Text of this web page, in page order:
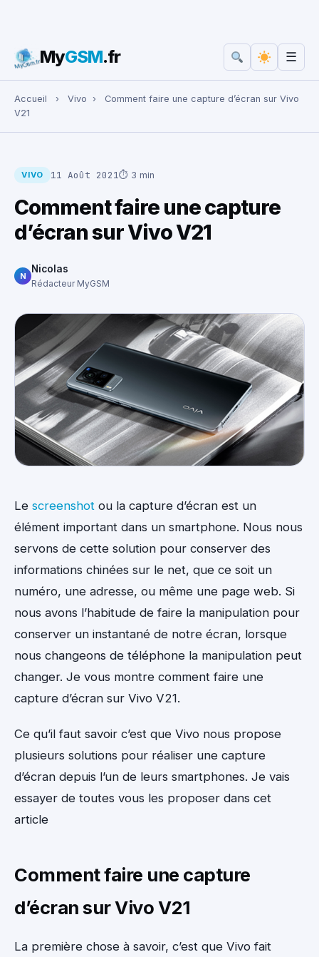
Rechercher :
MyGSM.fr ☰
Accueil › Vivo ›
Comment faire une capture d’écran sur Vivo
V21
VIVO 11 Août 2021⏱ 3 min
Comment faire une capture
d’écran sur Vivo V21
N
Nicolas
Rédacteur MyGSM
Le screenshot ou la capture d’écran est un
élément important dans un smartphone. Nous nous
servons de cette solution pour conserver des
informations chinées sur le net, que ce soit un
numéro, une adresse, ou même une page web. Si
nous avons l’habitude de faire la manipulation pour
conserver un instantané de notre écran, lorsque
nous changeons de téléphone la manipulation peut
changer. Je vous montre comment faire une
capture d’écran sur Vivo V21.
Ce qu’il faut savoir c’est que Vivo nous propose
plusieurs solutions pour réaliser une capture
d’écran depuis l’un de leurs smartphones. Je vais
essayer de toutes vous les proposer dans cet
article
Comment faire une capture
d’écran sur Vivo V21
La première chose à savoir, c’est que Vivo fait